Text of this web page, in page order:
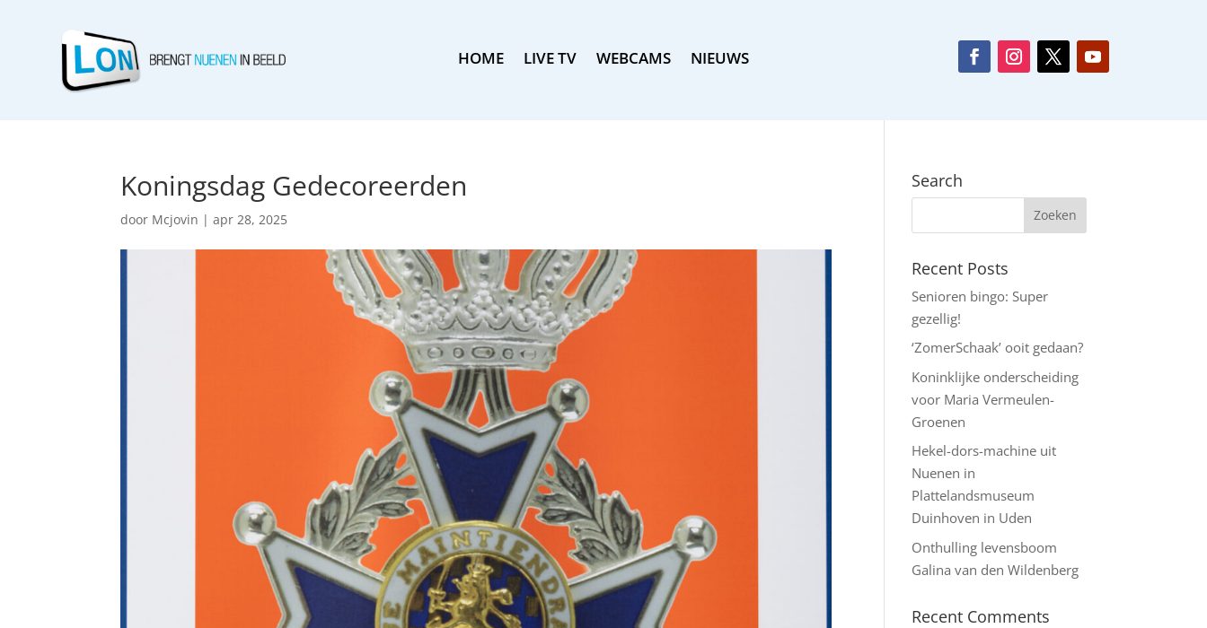
HOME LIVE TV WEBCAMS NIEUWS
Koningsdag Gedecoreerden
door Mcjovin |apr 28, 2025
Search
Recent Posts
Senioren bingo: Super
gezellig!
‘ZomerSchaak’ ooit gedaan?
Koninklijke onderscheiding
voor Maria Vermeulen-
Groenen
Hekel-dors-machine uit
Nuenen in
Plattelandsmuseum
Duinhoven in Uden
Onthulling levensboom
Galina van den Wildenberg
Recent Comments